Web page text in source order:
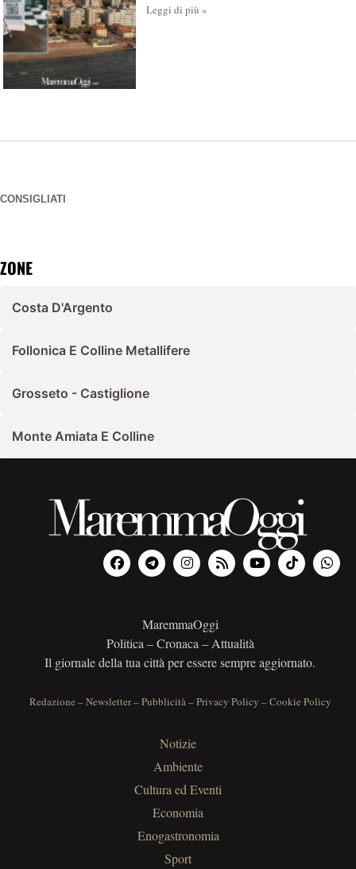
Leggi di più »
CONSIGLIATI
ZONE
Costa D'Argento
Follonica E Colline Metallifere
Grosseto - Castiglione
Monte Amiata E Colline
MaremmaOggi
Politica – Cronaca – Attualità
Il giornale della tua città per essere sempre aggiornato.
Redazione –Newsletter–Pubblicità–Privacy Policy –Cookie Policy
Notizie
Ambiente
Cultura ed Eventi
Economia
Enogastronomia
Sport